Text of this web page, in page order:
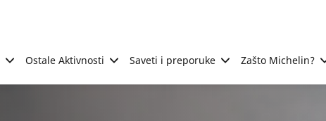
Ostale Aktivnosti Saveti i preporuke Zašto Michelin?